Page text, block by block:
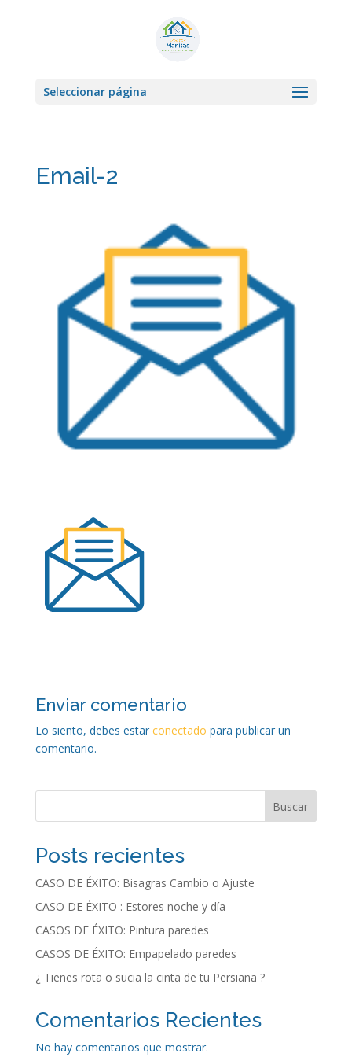
Seleccionar página
Email-2
Enviar comentario
Lo siento, debes estar conectado para publicar un
comentario.
Buscar
Posts recientes
CASO DE ÉXITO: Bisagras Cambio o Ajuste
CASO DE ÉXITO : Estores noche y día
CASOS DE ÉXITO: Pintura paredes
CASOS DE ÉXITO: Empapelado paredes
¿ Tienes rota o sucia la cinta de tu Persiana ?
Comentarios Recientes
No hay comentarios que mostrar.